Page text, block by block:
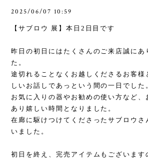
2025/06/07 10:59
【サブロウ 展】本日2日目です
昨日の初日にはたくさんのご来店誠にあ
た。
途切れることなくお越しくださるお客様
しいお話しであっという間の一日でした
お気に入りの器やお勧めの使い方など、
あり嬉しい時間となりました。
在廊に駆けつけてくださったサブロウさ
いました。
初日を終え、完売アイテムもございます